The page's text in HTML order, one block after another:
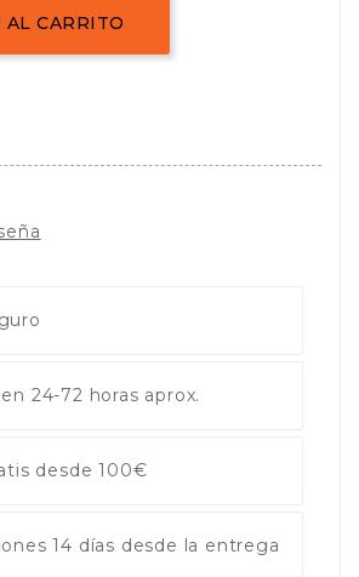
CARRITO
24-72 horas aprox.
desde 100€
14 días desde la entrega